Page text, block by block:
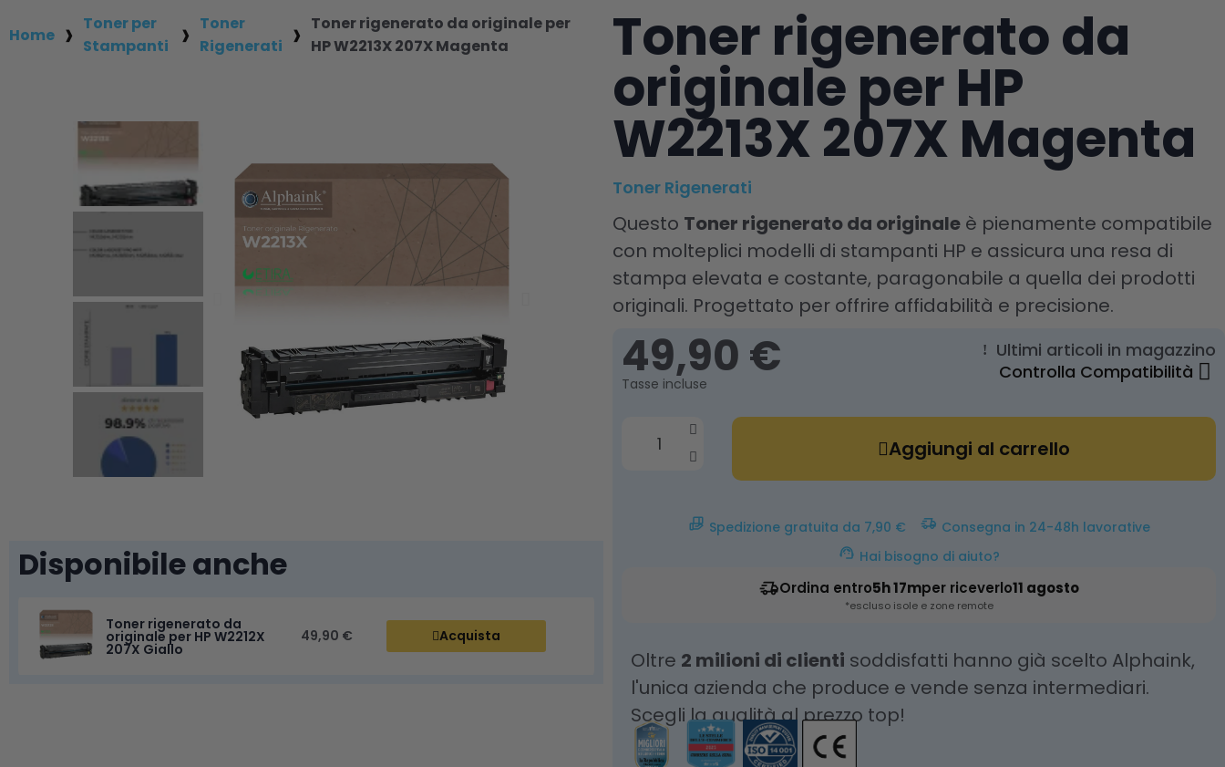
Home
Toner per
Stampanti
Toner
Rigenerati
Toner rigenerato da originale per
HP W2213X 207X Magenta
Disponibile anche
Toner rigenerato da
originale per HP W2212X
207X Giallo
49,90 € Acquista
Toner rigenerato da
originale per HP
W2213X 207X Magenta
Toner Rigenerati
Questo Toner rigenerato da originale è pienamente compatibile
con molteplici modelli di stampanti HP e assicura una resa di
stampa elevata e costante, paragonabile a quella dei prodotti
originali. Progettato per offrire affidabilità e precisione.
49,90 €
Tasse incluse
Ultimi articoli in magazzino
Controlla Compatibilità
Aggiungi al carrello
Spedizione gratuita da 7,90 €
Consegna in 24-48h lavorative
Hai bisogno di aiuto?
Ordina entro5h 17mper riceverlo11 agosto
*escluso isole e zone remote
Oltre 2 milioni di clienti soddisfatti hanno già scelto Alphaink,
l'unica azienda che produce e vende senza intermediari.
Scegli la qualità al prezzo top!